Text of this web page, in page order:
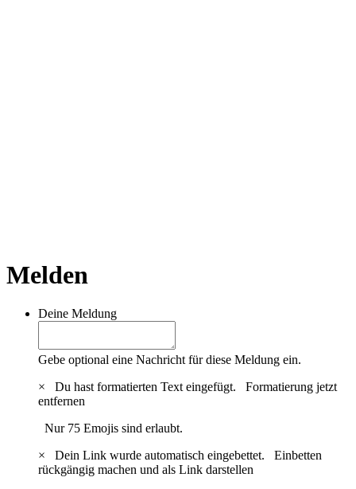
Melden
Deine Meldung
Gebe optional eine Nachricht für diese Meldung ein.
×
Du hast formatierten Text eingefügt. Formatierung jetzt
entfernen
Nur 75 Emojis sind erlaubt.
×
Dein Link wurde automatisch eingebettet. Einbetten
rückgängig machen und als Link darstellen